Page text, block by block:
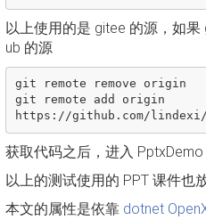
以上使用的是 gitee 的源，如
ub 的源
git remote remove origin
git remote add origin
获取代码之后，进入
以上的测试使用的 PPT 课件也
本文的属性是依靠 dotnet